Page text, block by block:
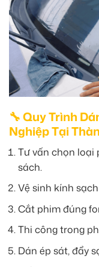
🔧 Quy Trình
Nghiệp Tại
Tư vấn chọn loại
sách.
Vệ sinh kính
Cắt phim đúng
Thi công trong
Dán ép sát, đẩy